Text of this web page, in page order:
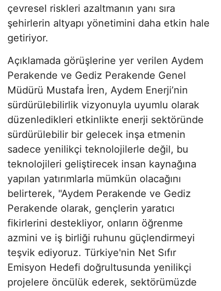
çevresel riskleri azaltmanın yanı sıra
şehirlerin altyapı yönetimini daha etkin hale
getiriyor.
Açıklamada görüşlerine yer verilen Aydem
Perakende ve Gediz Perakende Genel
Müdürü Mustafa İren, Aydem Enerji’nin
sürdürülebilirlik vizyonuyla uyumlu olarak
düzenledikleri etkinlikte enerji sektöründe
sürdürülebilir bir gelecek inşa etmenin
sadece yenilikçi teknolojilerle değil, bu
teknolojileri geliştirecek insan kaynağına
yapılan yatırımlarla mümkün olacağını
belirterek, "Aydem Perakende ve Gediz
Perakende olarak, gençlerin yaratıcı
fikirlerini destekliyor, onların öğrenme
azmini ve iş birliği ruhunu güçlendirmeyi
teşvik ediyoruz. Türkiye'nin Net Sıfır
Emisyon Hedefi doğrultusunda yenilikçi
projelere öncülük ederek, sektörümüzde